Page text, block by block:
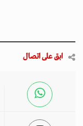
ابق على اتصال